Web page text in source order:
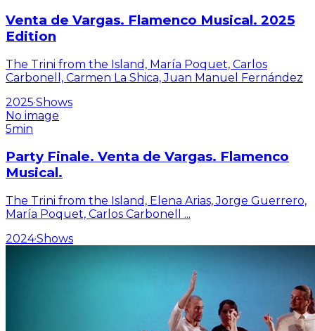
Venta de Vargas. Flamenco Musical. 2025
Edition
The Trini from the Island, María Poquet, Carlos
Carbonell, Carmen La Shica, Juan Manuel Fernández
2025·Shows
No image
5min
Party Finale. Venta de Vargas. Flamenco
Musical.
The Trini from the Island, Elena Arias, Jorge Guerrero,
María Poquet, Carlos Carbonell
...
2024·Shows